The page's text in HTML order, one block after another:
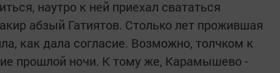
наутро к ней приехал свататься
абзый Гатиятов. Столько лет прожившая
как дала согласие. Возможно, толчком к
прошлой ночи. К тому же, Карамышево -